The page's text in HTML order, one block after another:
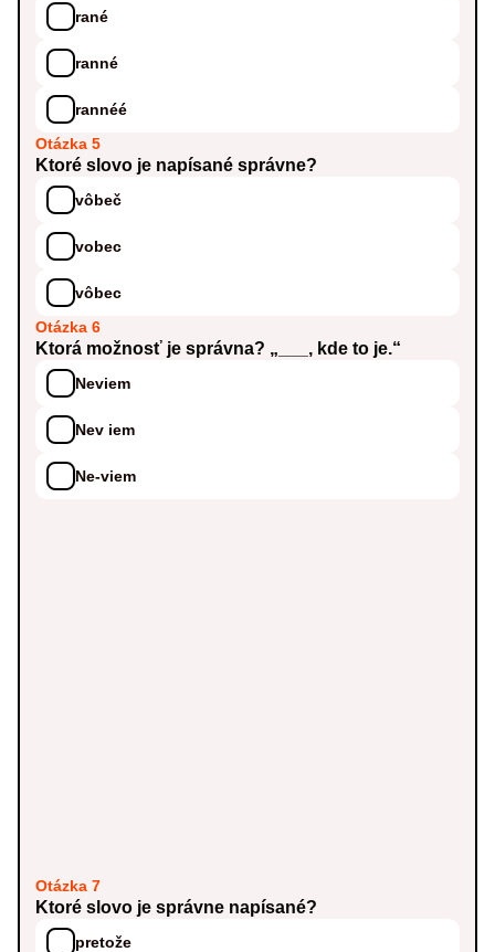
rané
ranné
rannéé
Otázka 5
Ktoré slovo je napísané správne?
vôbeč
vobec
vôbec
Otázka 6
Ktorá možnosť je správna? „___, kde to je.“
Neviem
Nev iem
Ne-viem
Otázka 7
Ktoré slovo je správne napísané?
pretože